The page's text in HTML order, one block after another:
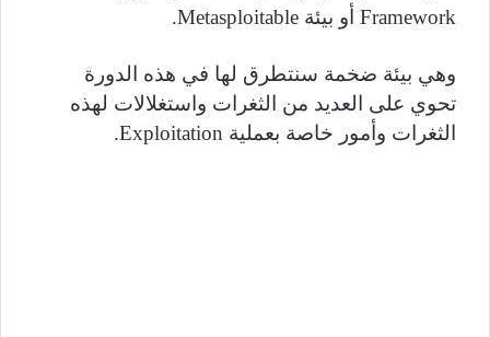
Framework أو بيئة Metasploitable
.
وهي بيئة ضخمة سنتطرق لها في هذه الدورة
تحوي على العديد من الثغرات واستغلالات لهذه
الثغرات وأمور خاصة بعملية Exploitation
.